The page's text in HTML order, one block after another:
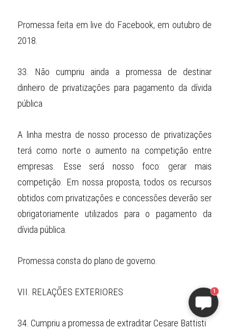
Promessa feita em live do Facebook, em outubro de
2018.
33.
Não cumpriu ainda a promessa de destinar
dinheiro de privatizações para pagamento da dívida
pública
A linha mestra de nosso processo de privatizações
terá como norte o aumento na competição entre
empresas. Esse será nosso foco: gerar mais
competição. Em nossa proposta, todos os recursos
obtidos com privatizações e concessões deverão ser
obrigatoriamente utilizados para o pagamento da
dívida pública.
Promessa consta do plano de governo.
VII. RELAÇÕES EXTERIORES
34. Cumpriu a promessa de extraditar Cesare Battisti
1